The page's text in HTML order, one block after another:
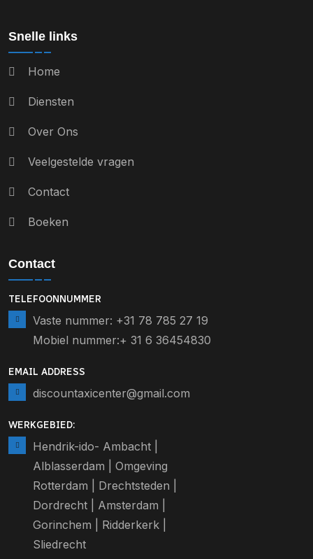
Snelle links
Home
Diensten
Over Ons
Veelgestelde vragen
Contact
Boeken
Contact
TELEFOONNUMMER
Vaste nummer: +31 78 785 27 19
Mobiel nummer:+ 31 6 36454830
EMAIL ADDRESS
discountaxicenter@gmail.com
WERKGEBIED:
Hendrik-ido- Ambacht |
Alblasserdam | Omgeving
Rotterdam | Drechtsteden |
Dordrecht | Amsterdam |
Gorinchem | Ridderkerk |
Sliedrecht